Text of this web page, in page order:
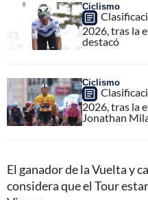
Ciclismo
2026, tras la
destacó
Ciclismo
2026, tras la
Jonathan
El ganador de la Vuelta y
considera que el Tour